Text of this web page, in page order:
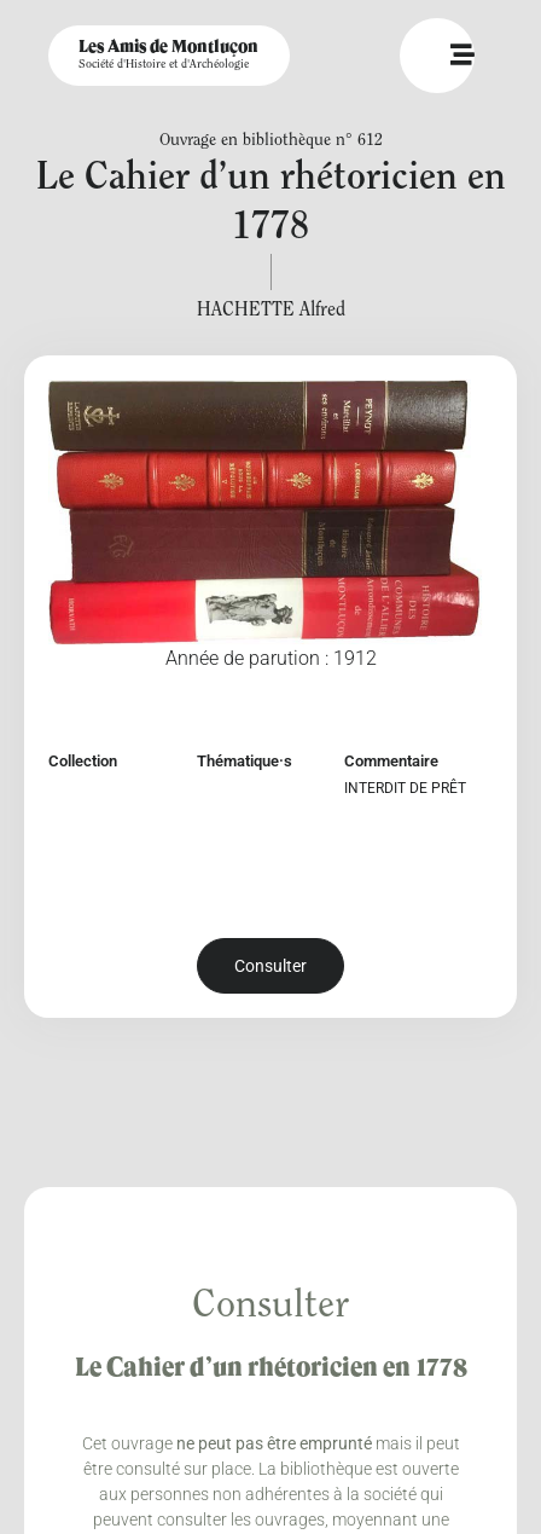
Les Amis de Montluçon
Société d'Histoire et d'Archéologie
Ouvrage en bibliothèque n° 612
Le Cahier d’un rhétoricien en
1778
HACHETTE Alfred
Année de parution : 1912
Collection Thématique·s Commentaire
INTERDIT DE PRÊT
Consulter
Consulter
Le Cahier d’un rhétoricien en 1778
Cet ouvrage ne peut pas être empruntémais il peut
être consulté sur place. La bibliothèque est ouverte
aux personnes non adhérentes à la société qui
peuvent consulter les ouvrages, moyennant une